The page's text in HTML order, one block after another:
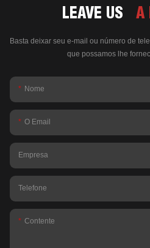
LEAVE US A
Basta deixar seu e-mail ou número de
que possamos lhe
Nome
O Email
Empresa
Telefone
Contente